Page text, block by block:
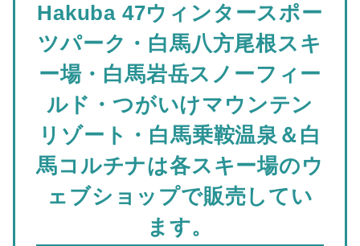
Hakuba 47ウィンタースポー
ツパーク・白馬八方尾根スキ
ー場・白馬岩岳スノーフィー
ルド・つがいけマウンテン
リゾート・白馬乗鞍温泉＆白
馬コルチナは各スキー場のウ
ェブショップで販売してい
ます。